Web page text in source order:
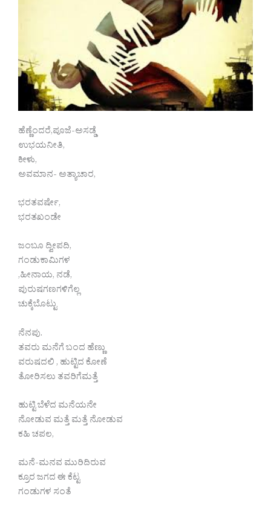
ಹೆಣ್ಣೆಂದರೆ,ಪೂಜೆ-ಅಸಡ್ಡೆ
ಉಭಯನೀತಿ,
ಕೀಳು,
ಅವಮಾನ- ಅತ್ಯಾಚಾರ,
ಭರತವರ್ಷೇ,
ಭರತಖಂಡೇ
ಜಂಬೂ ದ್ವೀಪದಿ,
ಗಂಡುಕಾಮಿಗಳ
,ಹೀನಾಯ, ನಡೆ,
ಪುರುಷಗಣಗಳಿಗೆಲ್ಲ
ಚುಕ್ಕೆಬೊಟ್ಟು
ನೆನಪು.
ತವರು ಮನೆಗೆ ಬಂದ ಹೆಣ್ಣು
ವರುಷದಲಿ , ಹುಟ್ಟಿದ ಕೋಣೆ
ತೋರಿಸಲು ತವರಿಗೆಮತ್ತೆ
ಹುಟ್ಟಿ ಬೆಳೆದ ಮನೆಯನೇ
ನೋಡುವ ಮತ್ತೆ ಮತ್ತೆ ನೋಡುವ
ಕಹಿ ಚಪಲ,
ಮನೆ-ಮನವ ಮುರಿದಿರುವ
ಕ್ರೂರ ಜಗದ ಈ ಕೆಟ್ಟ
ಗಂಡುಗಳ ಸಂತೆ